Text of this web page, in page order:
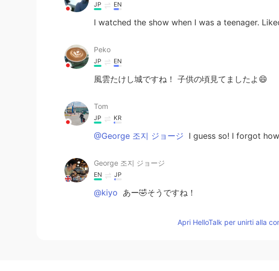
JP EN
I watched the show when I was a teenager.
Peko
JP EN
風雲たけし城ですね！ 子供の頃見てましたよ😄
Tom
JP KR
@George 조지 ジョージ I guess so! I forgot
George 조지 ジョージ
EN JP
@kiyo あー🤣そうですね！
Apri HelloTalk per unirti alla